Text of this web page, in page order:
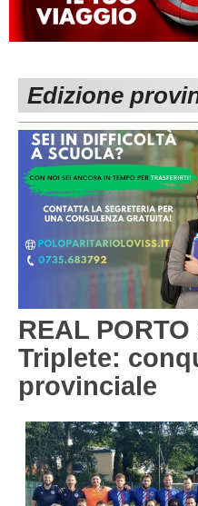
MACERATA
ECCELLENZA
1^ CATEGORIA
2^ CATEGORIA
3^ CATEGORIA
GIOVANILI
REGIONALI
Edizione
REAL
Triplete:
provinciale